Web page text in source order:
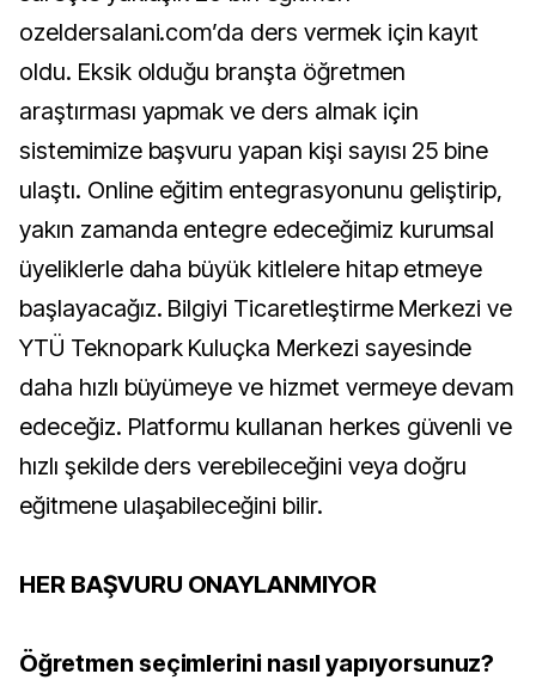
ozeldersalani.com’da ders vermek için kayıt
oldu. Eksik olduğu branşta öğretmen
araştırması yapmak ve ders almak için
sistemimize başvuru yapan kişi sayısı 25 bine
ulaştı. Online eğitim entegrasyonunu geliştirip,
yakın zamanda entegre edeceğimiz kurumsal
üyeliklerle daha büyük kitlelere hitap etmeye
başlayacağız. Bilgiyi Ticaretleştirme Merkezi ve
YTÜ Teknopark Kuluçka Merkezi sayesinde
daha hızlı büyümeye ve hizmet vermeye devam
edeceğiz. Platformu kullanan herkes güvenli ve
hızlı şekilde ders verebileceğini veya doğru
eğitmene ulaşabileceğini bilir.
HER BAŞVURU ONAYLANMIYOR
Öğretmen seçimlerini nasıl yapıyorsunuz?